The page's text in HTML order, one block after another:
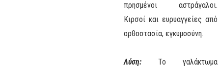
πρησμένοι αστράγαλοι.
Κιρσοί και ευρυαγγείες από
ορθοστασία, εγκυμοσύνη.
Λύση: Το γαλάκτωμα